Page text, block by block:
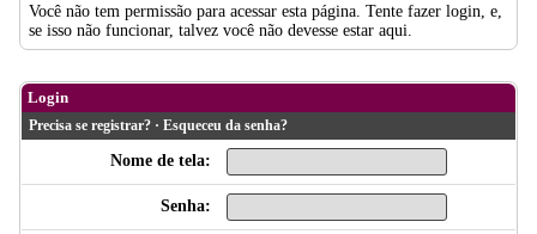
Você não tem permissão para acessar esta página. Tente fazer login, e,
se isso não funcionar, talvez você não devesse estar aqui.
Login
Precisa se registrar? · Esqueceu da senha?
Nome de tela:
Senha: